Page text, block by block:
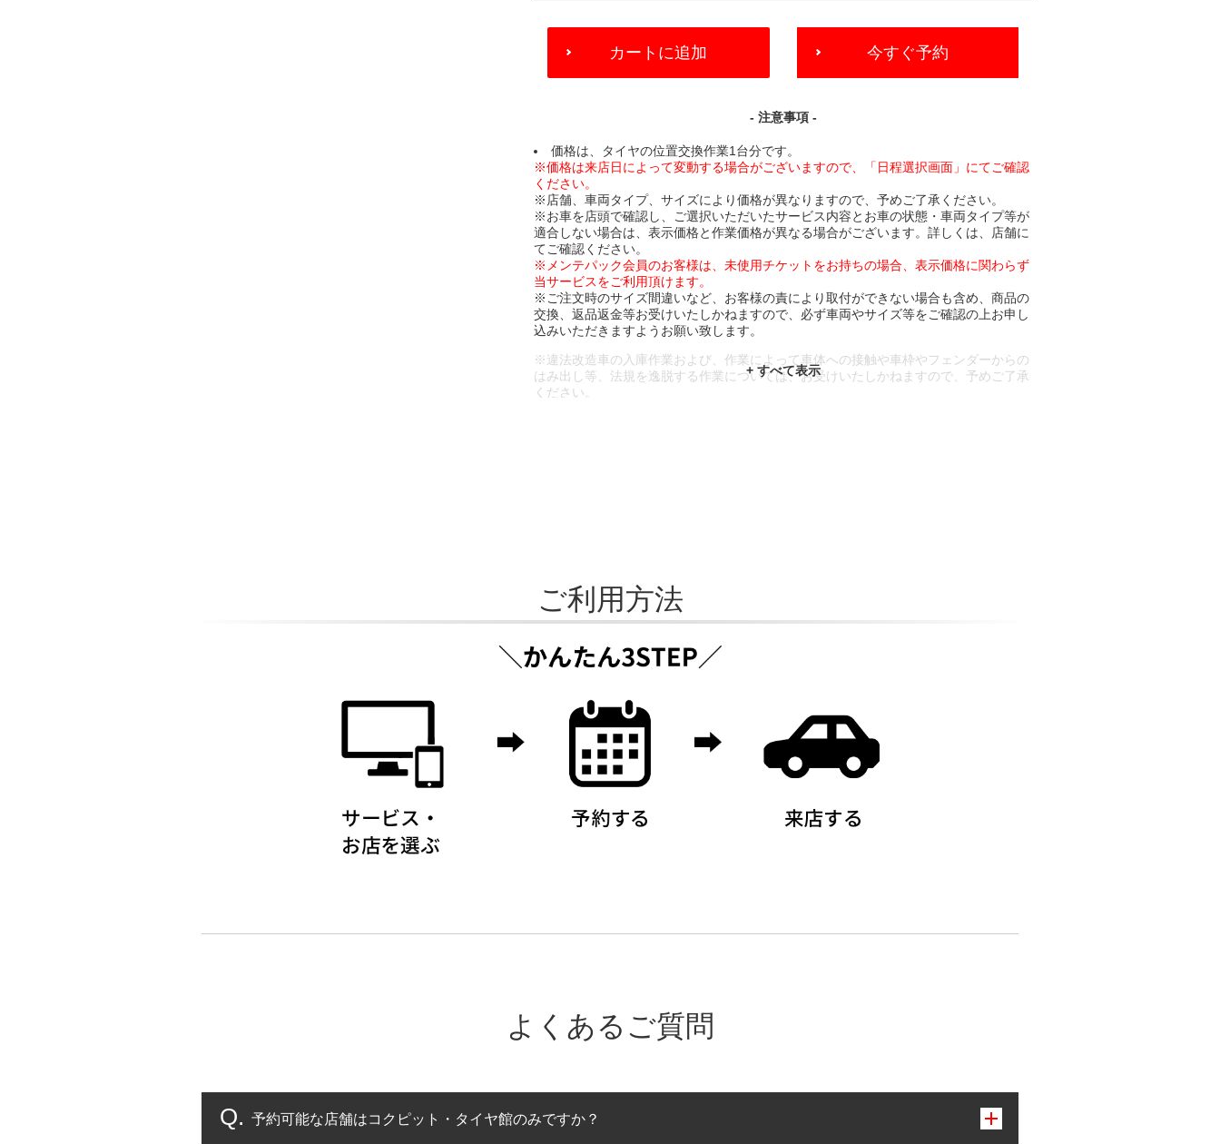
ADD
CART
カートに追加 今すぐ予約
- 注意事項 -
価格は、タイヤの位置交換作業1台分です。
※価格は来店日によって変動する場合がございますので、「日程選択画面」にてご確認
ください。
※店舗、車両タイプ、サイズにより価格が異なりますので、予めご了承ください。
※お車を店頭で確認し、ご選択いただいたサービス内容とお車の状態・車両タイプ等が
適合しない場合は、表示価格と作業価格が異なる場合がございます。詳しくは、店舗に
てご確認ください。
※メンテパック会員のお客様は、未使用チケットをお持ちの場合、表示価格に関わらず
当サービスをご利用頂けます。
※ご注文時のサイズ間違いなど、お客様の責により取付ができない場合も含め、商品の
交換、返品返金等お受けいたしかねますので、必ず車両やサイズ等をご確認の上お申し
込みいただきますようお願い致します。
※違法改造車の入庫作業および、作業によって車体への接触や車枠やフェンダーからの
はみ出し等、法規を逸脱する作業については、お受けいたしかねますので、予めご了承
ください。
ご利用方法
よくあるご質問
予約可能な店舗はコクピット・タイヤ館のみですか？